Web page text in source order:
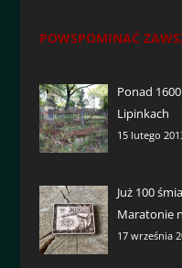
POWSPOMINAĆ
Ponad
Lipinkach
15 lutego
Już 100
Maratonie
17 września